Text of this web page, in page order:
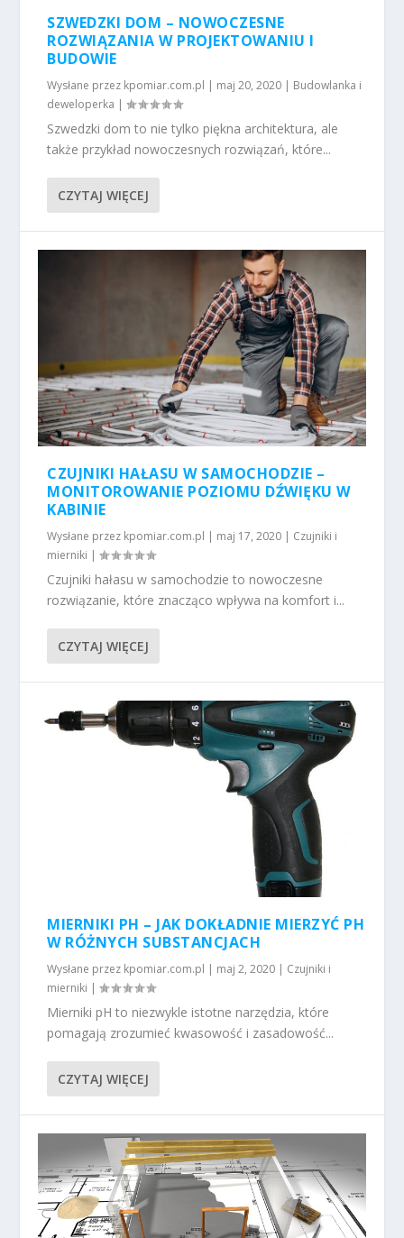
SZWEDZKI DOM – NOWOCZESNE
ROZWIĄZANIA W PROJEKTOWANIU I
BUDOWIE
Wysłane przez kpomiar.com.pl | maj 20, 2020 | Budowlanka i
deweloperka |
Szwedzki dom to nie tylko piękna architektura, ale
także przykład nowoczesnych rozwiązań, które...
CZYTAJ WIĘCEJ
CZUJNIKI HAŁASU W SAMOCHODZIE –
MONITOROWANIE POZIOMU DŹWIĘKU W
KABINIE
Wysłane przez kpomiar.com.pl | maj 17, 2020 | Czujniki i
mierniki |
Czujniki hałasu w samochodzie to nowoczesne
rozwiązanie, które znacząco wpływa na komfort i...
CZYTAJ WIĘCEJ
MIERNIKI PH – JAK DOKŁADNIE MIERZYĆ PH
W RÓŻNYCH SUBSTANCJACH
Wysłane przez kpomiar.com.pl | maj 2, 2020 | Czujniki i
mierniki |
Mierniki pH to niezwykle istotne narzędzia, które
pomagają zrozumieć kwasowość i zasadowość...
CZYTAJ WIĘCEJ